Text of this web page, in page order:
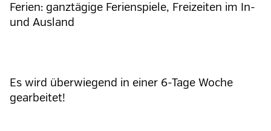
Ferien: ganztägige Ferienspiele, Freizeiten im In-
und Ausland
Es wird überwiegend in einer 6-Tage Woche
gearbeitet!